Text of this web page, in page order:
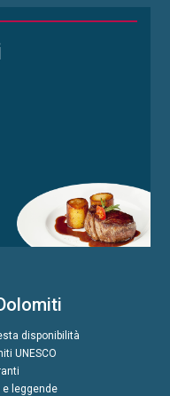
disponibilità
UNESCO
e leggende